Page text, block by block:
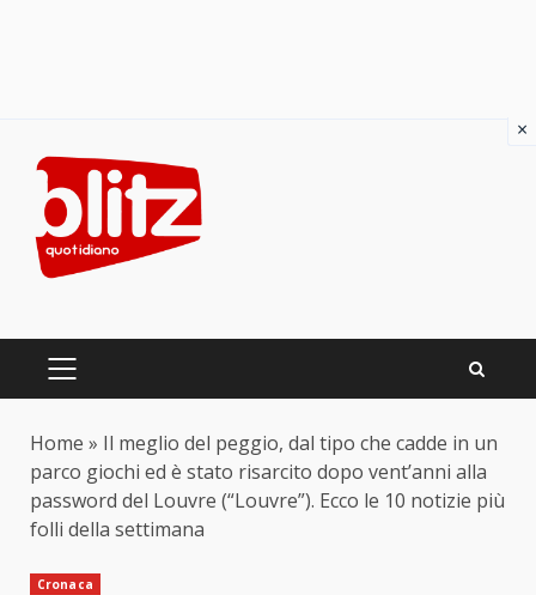
content
PRIMARY
Home » Il meglio del peggio, dal tipo che cadde in un
parco giochi ed è stato risarcito dopo vent’anni alla
password del Louvre (“Louvre”). Ecco le 10 notizie più
folli della settimana
Cronaca
×